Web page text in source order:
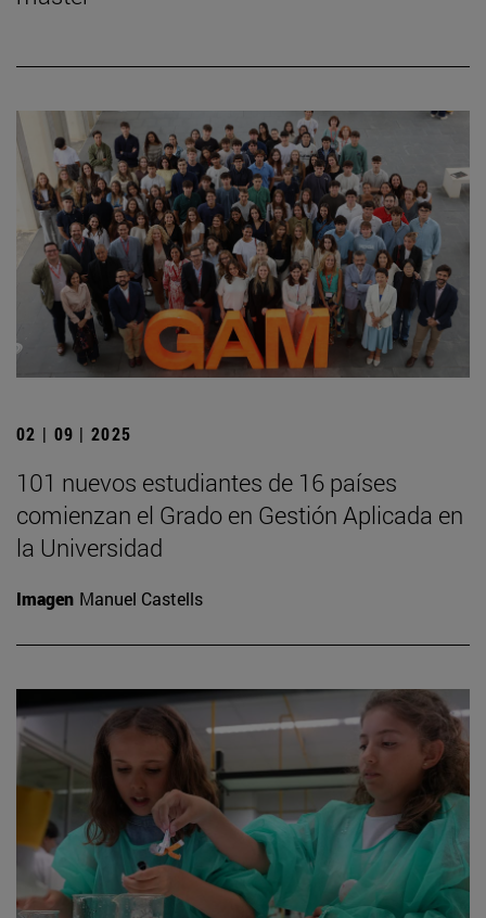
02 | 09 | 2025
101 nuevos estudiantes de 16 países
comienzan el Grado en Gestión Aplicada en
la Universidad
Imagen Manuel Castells